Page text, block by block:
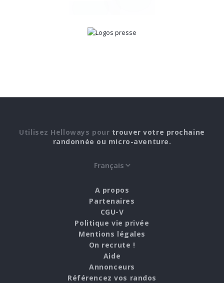
Utilisez Helloways pour trouver votre prochaine
randonnée ou micro-aventure.
A propos
Partenaires
CGU-V
Politique vie privée
Mentions légales
On recrute !
Aide
Annonceurs
Référencez vos randos